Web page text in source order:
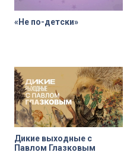
«Не по-детски»
Дикие выходные с
Павлом Глазковым